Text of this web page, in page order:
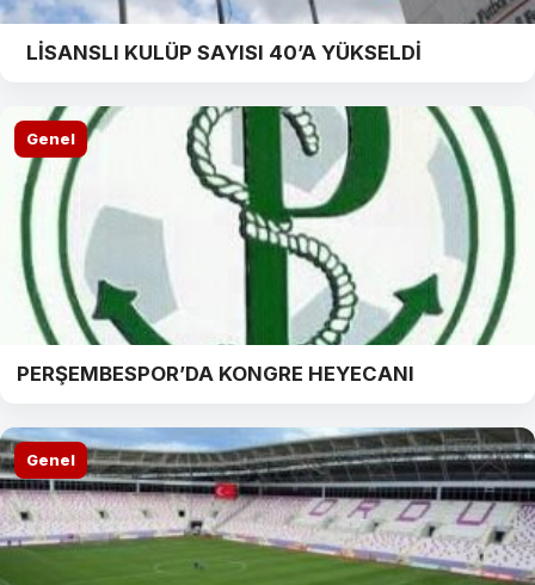
LİSANSLI KULÜP SAYISI 40’A YÜKSELDİ
Genel
PERŞEMBESPOR’DA KONGRE HEYECANI
Genel